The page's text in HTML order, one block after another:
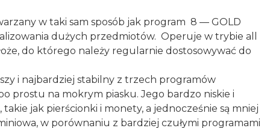
w taki sam sposób jak program 8 — GOLD
dużych przedmiotów. Operuje w trybie all
do którego należy regularnie dostosowywać do
i najbardziej stabilny z trzech programów
prostu na mokrym piasku. Jego bardzo niskie i
jak pierścionki i monety, a jednocześnie są mniej
w porównaniu z bardziej czułymi programami